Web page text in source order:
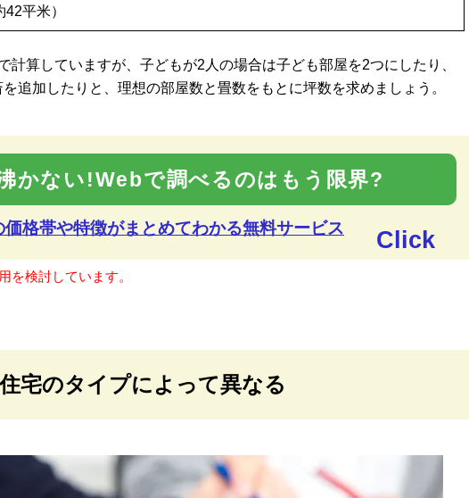
平米）
計算していますが、子どもが2人の場合は子ども部屋を2つにしたり、
追加したりと、理想の部屋数と畳数をもとに坪数を求めましょう。
かない!Webで調べるのはもう限界?
格帯や特徴がまとめてわかる無料サービス Click
を検討しています。
宅のタイプによって異なる